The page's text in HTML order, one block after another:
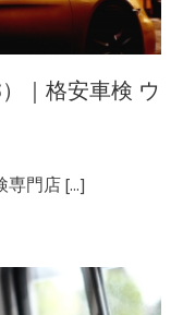
｜格安車検 ウ
専門店 [...]